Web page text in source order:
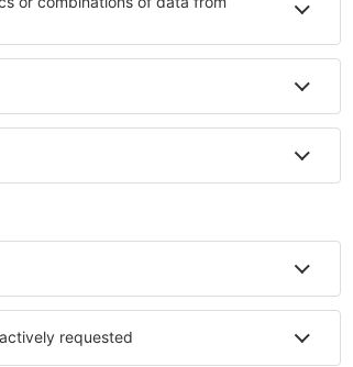
Ce fel de facilităţi oferă
Facilitățile proprietăţilor Kilham
numărul de stele. Oaspeții pot
balcon, aer condiționat, ustensile
cafelei, prosoape și acces la
gratuită, pot comanda o masă la
hotel cu piscină. În plus, pot rezerva